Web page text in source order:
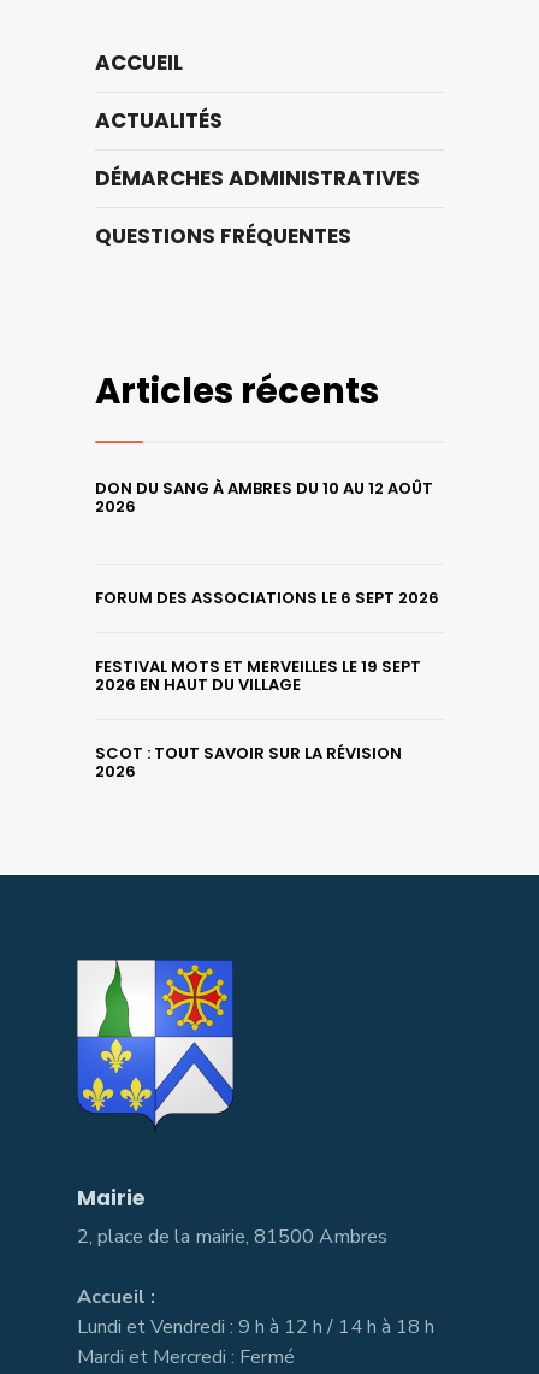
ACCUEIL
ACTUALITÉS
DÉMARCHES ADMINISTRATIVES
QUESTIONS FRÉQUENTES
Articles récents
DON DU SANG À AMBRES DU 10 AU 12 AOÛT
2026
FORUM DES ASSOCIATIONS LE 6 SEPT 2026
FESTIVAL MOTS ET MERVEILLES LE 19 SEPT
2026 EN HAUT DU VILLAGE
SCOT : TOUT SAVOIR SUR LA RÉVISION
2026
Mairie
2, place de la mairie, 81500 Ambres
Accueil :
Lundi et Vendredi : 9 h à 12 h / 14 h à 18 h
Mardi et Mercredi : Fermé